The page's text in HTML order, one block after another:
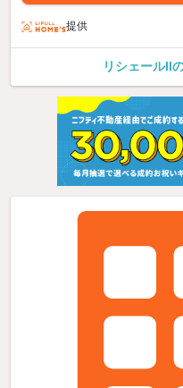
提供
リシェールII